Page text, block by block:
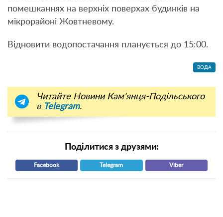
помешканнях на верхніх поверхах будинків на
мікрорайоні Жовтневому.
Відновити водопостачання планується до 15:00.
ВОДА
Читайте Новини Кам'янця-Подільського
в Telegram.
Поділитися з друзями:
Facebook Telegram Viber